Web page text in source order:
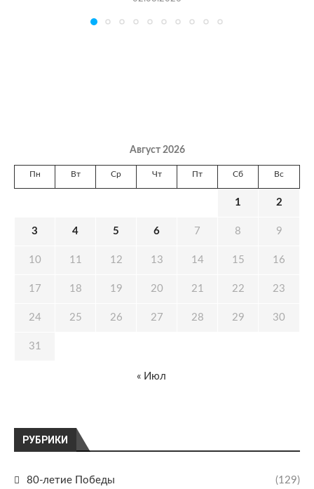
РУБРИКИ
80-летие Победы (129)
Август 2026
Пн Вт Ср Чт Пт Сб Вс
1 2
3 4 5 6 7 8 9
10 11 12 13 14 15 16
17 18 19 20 21 22 23
24 25 26 27 28 29 30
31
« Июл